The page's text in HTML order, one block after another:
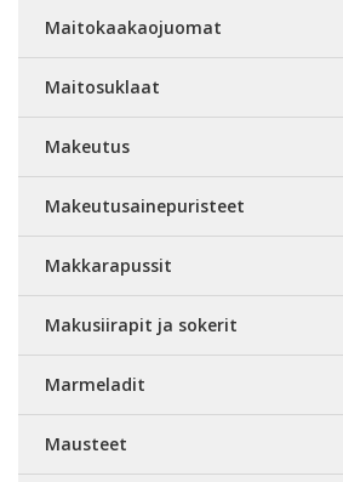
Maitokaakaojuomat
Maitosuklaat
Makeutus
Makeutusainepuristeet
Makkarapussit
Makusiirapit ja sokerit
Marmeladit
Mausteet